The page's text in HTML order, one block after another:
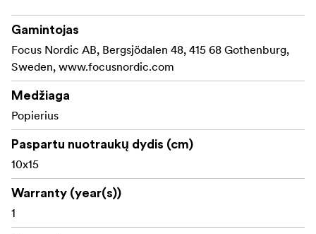
Gamintojas
Focus Nordic AB, Bergsjödalen 48, 415 68 Gothenburg,
Sweden, www.focusnordic.com
Medžiaga
Popierius
Paspartu nuotraukų dydis (cm)
10x15
Warranty (year(s))
1